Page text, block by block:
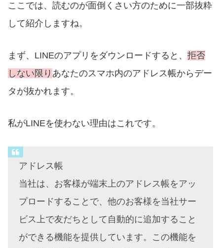
ここでは、読むのが面倒くさい方のために一部抜粋
して紹介しますね。
まず、LINEのアプリをダウンロードすると、 拒否
しない限り あなたのスマホ内のアドレス帳からデー
タが抜かれます。
私がLINEを使わない理由はこれです。
アドレス帳
当社は、お客様が端末上のアドレス帳をアッ
プロードすることで、他のお客様を当社サー
ビス上で友だちとして自動的に追加すること
ができる機能を提供しています。この機能を